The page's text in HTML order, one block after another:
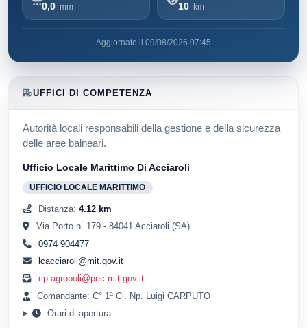
0,0 mm 10 km
Aggiornato il 09/08/2026 07:45
UFFICI DI COMPETENZA
Autorità locali responsabili della gestione e della sicurezza
delle aree balneari.
Ufficio Locale Marittimo Di Acciaroli
UFFICIO LOCALE MARITTIMO
Distanza: 4.12 km
Via Porto n. 179 - 84041 Acciaroli (SA)
0974 904477
lcacciaroli@mit.gov.it
cp-agropoli@pec.mit.gov.it
Comandante: C° 1ª Cl. Np. Luigi CARPUTO
Orari di apertura